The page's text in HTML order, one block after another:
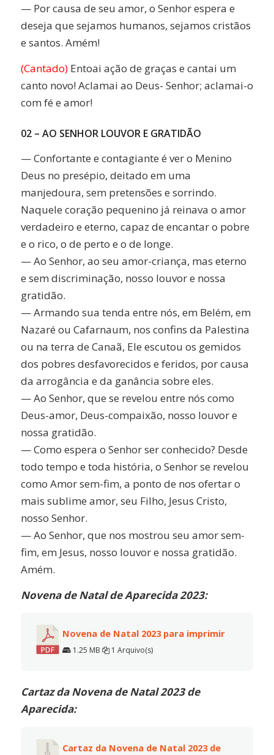
— Por causa de seu amor, o Senhor espera e
deseja que sejamos humanos, sejamos cristãos
e santos. Amém!
(Cantado)Entoai ação de graças e cantai um
canto novo! Aclamai ao Deus- Senhor; aclamai-o
com fé e amor!
02 – AO SENHOR LOUVOR E GRATIDÃO
— Confortante e contagiante é ver o Menino
Deus no presépio, deitado em uma
manjedoura, sem pretensões e sorrindo.
Naquele coração pequenino já reinava o amor
verdadeiro e eterno, capaz de encantar o pobre
e o rico, o de perto e o de longe.
— Ao Senhor, ao seu amor-criança, mas eterno
e sem discriminação, nosso louvor e nossa
gratidão.
— Armando sua tenda entre nós, em Belém, em
Nazaré ou Cafarnaum, nos confins da Palestina
ou na terra de Canaã, Ele escutou os gemidos
dos pobres desfavorecidos e feridos, por causa
da arrogância e da ganância sobre eles.
— Ao Senhor, que se revelou entre nós como
Deus-amor, Deus-compaixão, nosso louvor e
nossa gratidão.
— Como espera o Senhor ser conhecido? Desde
todo tempo e toda história, o Senhor se revelou
como Amor sem-fim, a ponto de nos ofertar o
mais sublime amor, seu Filho, Jesus Cristo,
nosso Senhor.
— Ao Senhor, que nos mostrou seu amor sem-
fim, em Jesus, nosso louvor e nossa gratidão.
Amém.
Novena de Natal de Aparecida 2023:
Novena de Natal 2023 para imprimir
1.25 MB 1 Arquivo(s)
Cartaz da Novena de Natal 2023 de
Aparecida:
Cartaz da Novena de Natal 2023 de